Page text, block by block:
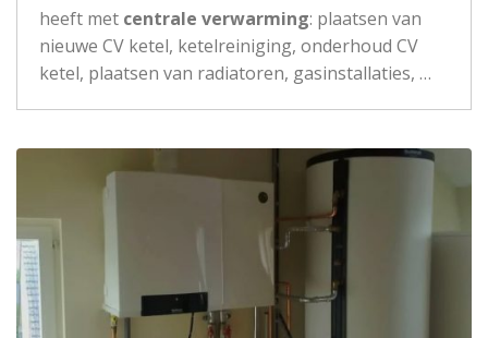
heeft met centrale verwarming: plaatsen van
nieuwe CV ketel, ketelreiniging, onderhoud CV
ketel, plaatsen van radiatoren, gasinstallaties, …